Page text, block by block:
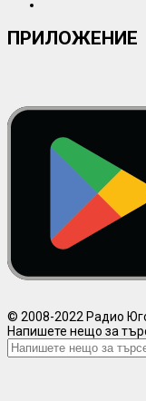
ПРИЛОЖЕНИЕ
© 2008-2022 Радио
Напишете нещо за